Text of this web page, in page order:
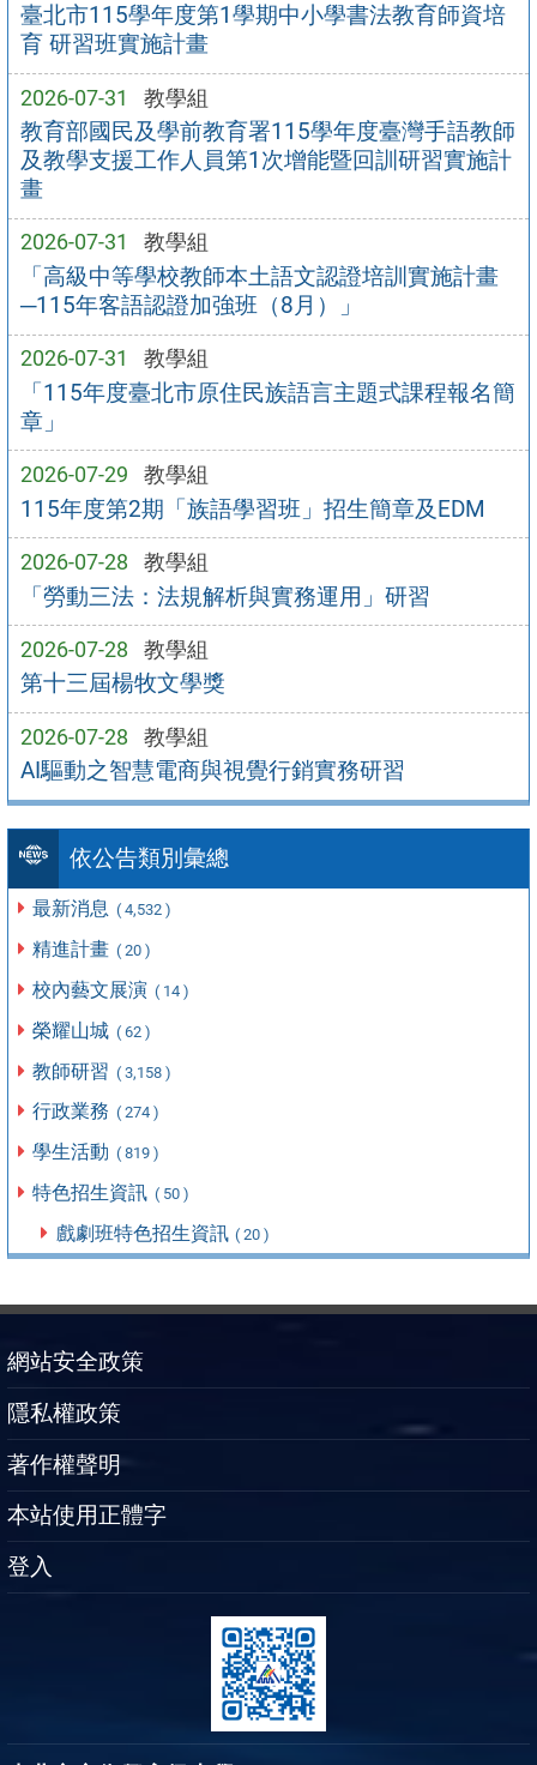
臺北市115學年度第1學期中小學書法教育師資培
育 研習班實施計畫
2026-07-31 教學組
教育部國民及學前教育署115學年度臺灣手語教師
及教學支援工作人員第1次增能暨回訓研習實施計
畫
2026-07-31 教學組
「高級中等學校教師本土語文認證培訓實施計畫
─115年客語認證加強班（8月）」
2026-07-31 教學組
「115年度臺北市原住民族語言主題式課程報名簡
章」
2026-07-29 教學組
115年度第2期「族語學習班」招生簡章及EDM
2026-07-28 教學組
「勞動三法：法規解析與實務運用」研習
2026-07-28 教學組
第十三屆楊牧文學獎
2026-07-28 教學組
AI驅動之智慧電商與視覺行銷實務研習
依公告類別彙總
最新消息 ( 4,532 )
精進計畫 ( 20 )
校內藝文展演 ( 14 )
榮耀山城 ( 62 )
教師研習 ( 3,158 )
行政業務 ( 274 )
學生活動 ( 819 )
特色招生資訊 ( 50 )
戲劇班特色招生資訊 ( 20 )
網站安全政策
隱私權政策
著作權聲明
本站使用正體字
登入